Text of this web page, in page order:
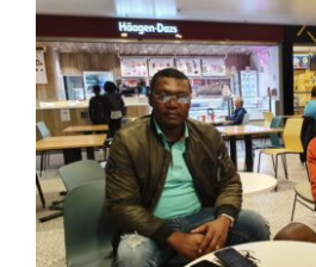
Voir
l'image
agrandie